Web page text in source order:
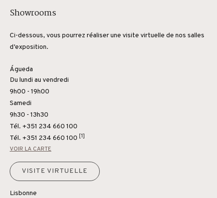
Showrooms
Ci-dessous, vous pourrez réaliser une visite virtuelle de nos salles
d’exposition.
Águeda
Du lundi au vendredi
9h00 - 19h00
Samedi
9h30 - 13h30
Tél. +351 234 660 100
Tél. +351 234 660 100 [1]
VOIR LA CARTE
VISITE VIRTUELLE
Lisbonne